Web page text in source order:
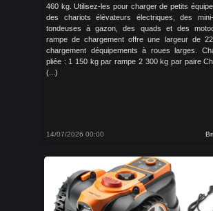
460 kg. Utilisez-les pour charger de petits
des chariots élévateurs électriques, des
tondeuses à gazon, des quads et des
rampe de chargement offre une largeur de
chargement déquipements à roues larges.
pliée : 1 150 kg par rampe 2 300 kg par paire
(...)
14/07/2026 00:00